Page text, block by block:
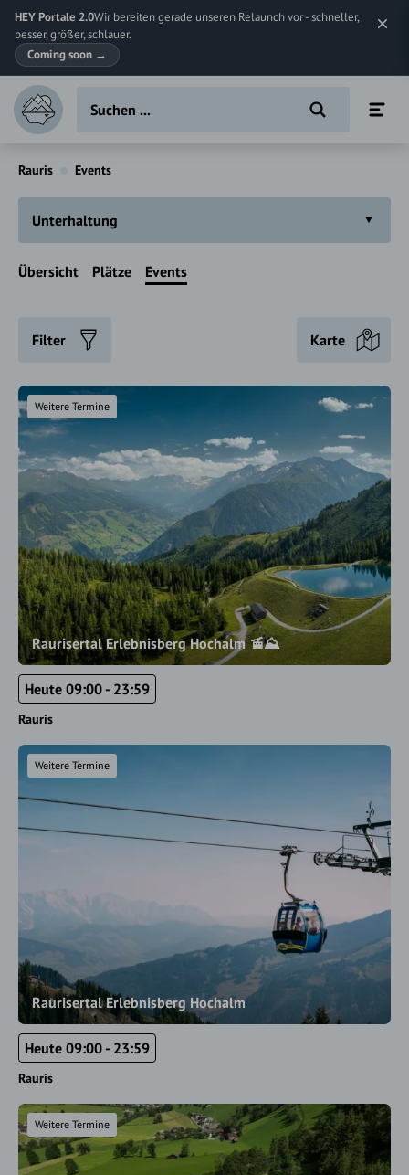
HEY Portale 2.0Wir bereiten gerade unseren Relaunch vor - schneller,
besser, größer, schlauer.
Coming soon →
Rauris Events
Unterhaltung
Übersicht Plätze Events
Filter Karte
Raurisertal Erlebnisberg Hochalm 🚡⛰️
Weitere Termine
Heute 09:00 - 23:59
Rauris
Raurisertal Erlebnisberg Hochalm
Weitere Termine
Heute 09:00 - 23:59
Rauris
Weitere Termine